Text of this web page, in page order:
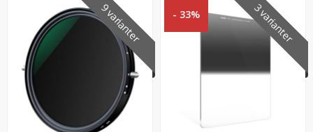
9 varianter 3 varianter
- 33%